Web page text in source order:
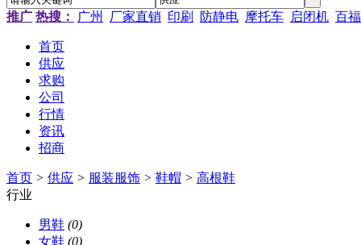
推广 热搜： 广州 厂家直销 印刷 防静电 摩托车 启闭机 百福
首页
供应
求购
公司
行情
资讯
招商
首页 > 供应 > 服装服饰 > 鞋帽 > 高根鞋
行业
男鞋 (0)
女鞋 (0)